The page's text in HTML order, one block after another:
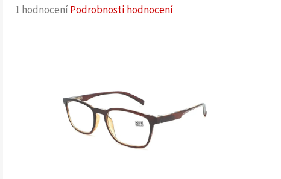
Průměrné
1 hodnoceníPodrobnosti hodnocení